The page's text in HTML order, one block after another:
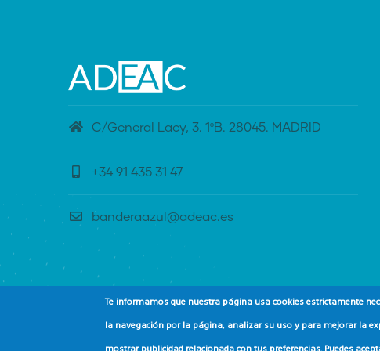
C/General Lacy, 3. 1ºB. 28045. MADRID
+34 91 435 31 47
banderaazul@adeac.es
Te informamos que nuestra página usa cookies estrictamente
la navegación por la página, analizar su uso y para mejorar la